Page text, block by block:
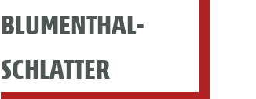
BLUMENTHAL-
SCHLATTER